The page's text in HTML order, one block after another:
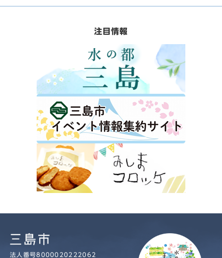
注目情報
法人番号8000020222062